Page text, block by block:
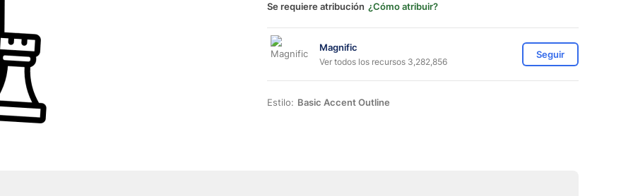
Se requiere atribución ¿Cómo atribuir?
Magnific
Ver todos los recursos 3,282,856
Seguir
Estilo: Basic Accent Outline